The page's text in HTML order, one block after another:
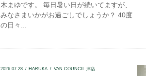
木まゆです。 毎日暑い日が続いてますが、
みなさまいかがお過ごしでしょうか？ 40度
の日々...
2026.07.28 HARUKA VAN COUNCIL 津店